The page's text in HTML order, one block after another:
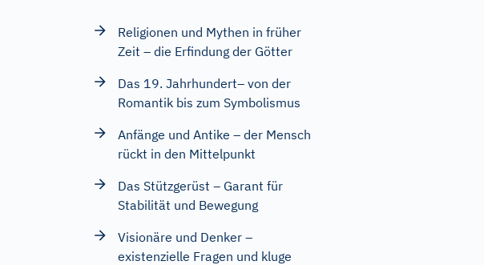
Religionen und Mythen in früher
Zeit – die Erfindung der Götter
Das 19. Jahrhundert– von der
Romantik bis zum Symbolismus
Anfänge und Antike – der Mensch
rückt in den Mittelpunkt
Das Stützgerüst – Garant für
Stabilität und Bewegung
Visionäre und Denker –
existenzielle Fragen und kluge